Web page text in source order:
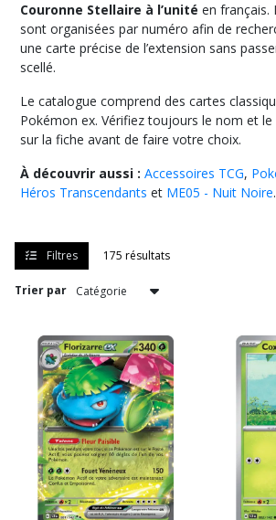
Couronne Stellaire à l’unité en français.
sont organisées par numéro afin de
une carte précise de l’extension sans
scellé.
Le catalogue comprend des cartes
Pokémon ex. Vérifiez toujours le nom et
sur la fiche avant de faire votre choix.
À découvrir aussi : Accessoires TCG,
Héros Transcendants et ME05 - Nuit Noire.
Filtres 175 résultats
Trier par
ME04
-
Ascendant
(122)
-
Equilibre
ME02.5
Transcendants
(295)
ME02
-
Flammes
Fantasmagoriques
(130)